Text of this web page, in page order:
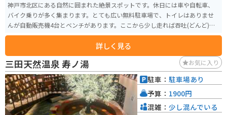
神戸市北区にある自然に囲まれた絶景スポットです。休日には車や自転車、
バイク乗りが多く集まります。とても広い無料駐車場で、トイレはありませ
んが自動販売機4台とベンチがあります。ここから少し走れば吞吐(どんど)ダ
ムや「BE KOBE」のモニュメントもあります。
詳しく見る
三田天然温泉 寿ノ湯 お気に入り
駐車： 駐車場あり
予算： 1900円
混雑： 少し混んでいる